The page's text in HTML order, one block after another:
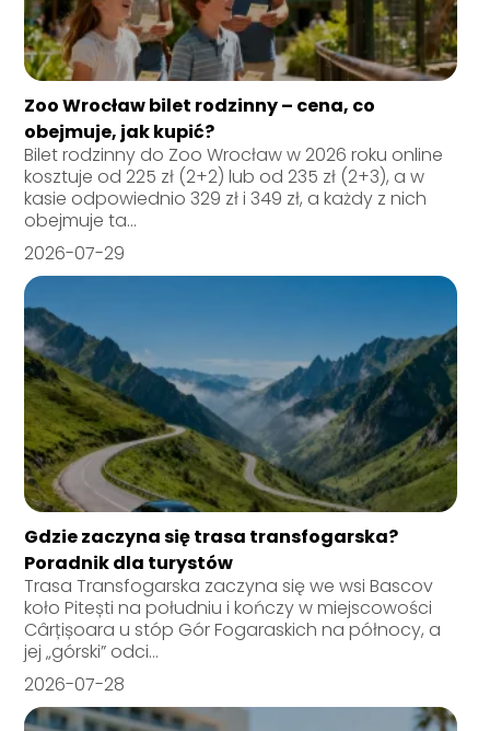
Zoo Wrocław bilet rodzinny – cena, co
obejmuje, jak kupić?
Bilet rodzinny do Zoo Wrocław w 2026 roku online
kosztuje od 225 zł (2+2) lub od 235 zł (2+3), a w
kasie odpowiednio 329 zł i 349 zł, a każdy z nich
obejmuje ta...
2026-07-29
Gdzie zaczyna się trasa transfogarska?
Poradnik dla turystów
Trasa Transfogarska zaczyna się we wsi Bascov
koło Pitești na południu i kończy w miejscowości
Cârțișoara u stóp Gór Fogaraskich na północy, a
jej „górski” odci...
2026-07-28